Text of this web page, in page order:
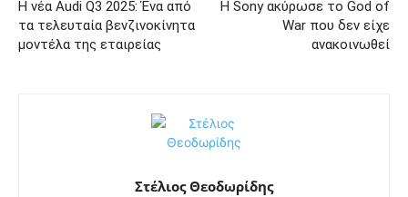
Η νέα Audi Q3 2025: Ένα από
τα τελευταία βενζινοκίνητα
μοντέλα της εταιρείας
Η Sony ακύρωσε το God of
War που δεν είχε
ανακοινωθεί
Στέλιος Θεοδωρίδης